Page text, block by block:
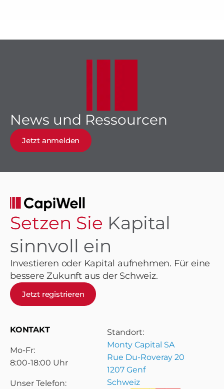
News und Ressourcen
Jetzt anmelden
Setzen Sie Kapital
sinnvoll ein
Investieren oder Kapital aufnehmen. Für eine
bessere Zukunft aus der Schweiz.
Jetzt registrieren
KONTAKT
Mo-Fr:
8:00-18:00 Uhr
Unser Telefon:
Standort:
Monty Capital SA
Rue Du-Roveray 20
1207 Genf
Schweiz